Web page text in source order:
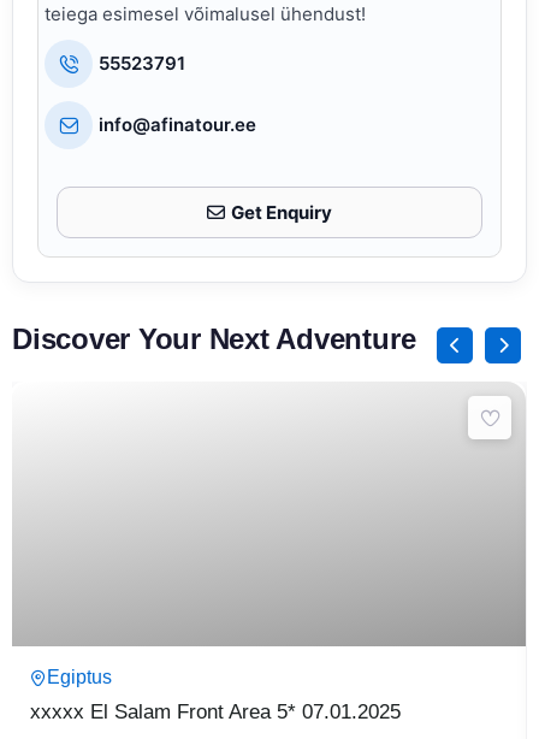
teiega esimesel võimalusel ühendust!
55523791
info@afinatour.ee
Get Enquiry
Discover Your Next Adventure
Egiptus
xxxxx El Salam Front Area 5* 07.01.2025